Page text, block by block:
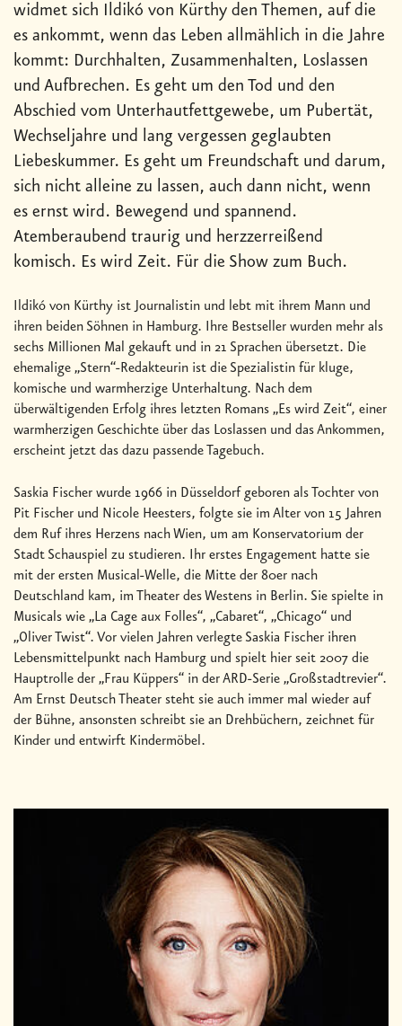
widmet sich Ildikó von Kürthy den Themen, auf die
es ankommt, wenn das Leben allmählich in die Jahre
kommt: Durchhalten, Zusammenhalten, Loslassen
und Aufbrechen. Es geht um den Tod und den
Abschied vom Unterhautfettgewebe, um Pubertät,
Wechseljahre und lang vergessen geglaubten
Liebeskummer. Es geht um Freundschaft und darum,
sich nicht alleine zu lassen, auch dann nicht, wenn
es ernst wird. Bewegend und spannend.
Atemberaubend traurig und herzzerreißend
komisch. Es wird Zeit. Für die Show zum Buch.
Ildikó von Kürthy ist Journalistin und lebt mit ihrem Mann und
ihren beiden Söhnen in Hamburg. Ihre Bestseller wurden mehr als
sechs Millionen Mal gekauft und in 21 Sprachen übersetzt. Die
ehemalige „Stern“-Redakteurin ist die Spezialistin für kluge,
komische und warmherzige Unterhaltung. Nach dem
überwältigenden Erfolg ihres letzten Romans „Es wird Zeit“, einer
warmherzigen Geschichte über das Loslassen und das Ankommen,
erscheint jetzt das dazu passende Tagebuch.
Saskia Fischer wurde 1966 in Düsseldorf geboren als Tochter von
Pit Fischer und Nicole Heesters, folgte sie im Alter von 15 Jahren
dem Ruf ihres Herzens nach Wien, um am Konservatorium der
Stadt Schauspiel zu studieren. Ihr erstes Engagement hatte sie
mit der ersten Musical-Welle, die Mitte der 80er nach
Deutschland kam, im Theater des Westens in Berlin. Sie spielte in
Musicals wie „La Cage aux Folles“, „Cabaret“, „Chicago“ und
„Oliver Twist“. Vor vielen Jahren verlegte Saskia Fischer ihren
Lebensmittelpunkt nach Hamburg und spielt hier seit 2007 die
Hauptrolle der „Frau Küppers“ in der ARD-Serie „Großstadtrevier“.
Am Ernst Deutsch Theater steht sie auch immer mal wieder auf
der Bühne, ansonsten schreibt sie an Drehbüchern, zeichnet für
Kinder und entwirft Kindermöbel.